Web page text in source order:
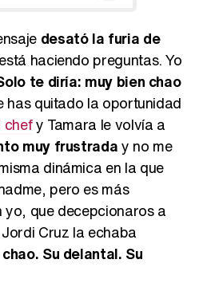
desató la furia de
haciendo preguntas. Yo
te diría: muy bien chao
has quitado la oportunidad
chefy Tamara le volvía a
muy frustraday no me
dinámica en la que
pero es más
que decepcionaros a
Cruz la echaba
Su delantal. Su